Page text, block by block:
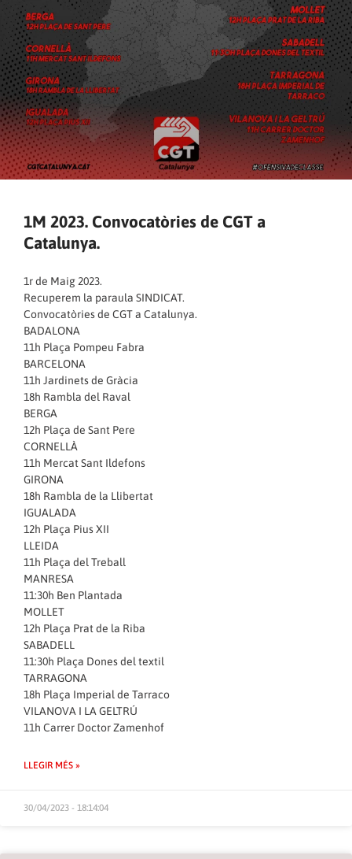
1M 2023. Convocatòries de CGT a
Catalunya.
1r de Maig 2023.
Recuperem la paraula SINDICAT.
Convocatòries de CGT a Catalunya.
BADALONA
11h Plaça Pompeu Fabra
BARCELONA
11h Jardinets de Gràcia
18h Rambla del Raval
BERGA
12h Plaça de Sant Pere
CORNELLÀ
11h Mercat Sant Ildefons
GIRONA
18h Rambla de la Llibertat
IGUALADA
12h Plaça Pius XII
LLEIDA
11h Plaça del Treball
MANRESA
11:30h Ben Plantada
MOLLET
12h Plaça Prat de la Riba
SABADELL
11:30h Plaça Dones del textil
TARRAGONA
18h Plaça Imperial de Tarraco
VILANOVA I LA GELTRÚ
11h Carrer Doctor Zamenhof
LLEGIR MÉS »
30/04/2023 - 18:14:04